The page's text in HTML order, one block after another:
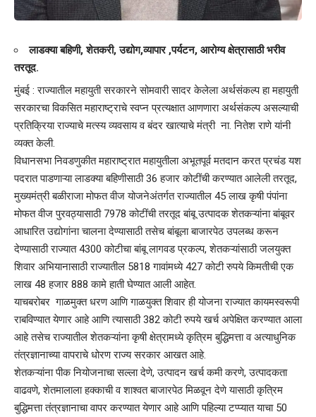
लाडक्या बहिणी, शेतकरी, उद्योग,व्यापार ,पर्यटन, आरोग्य क्षेत्रासाठी भरीव
तरतूद.
मुंबई : राज्यातील महायुती सरकारने सोमवारी सादर केलेला अर्थसंकल्प हा महायुती
सरकारचा विकसित महाराष्ट्राचे स्वप्न प्रत्यक्षात आणणारा अर्थसंकल्प असल्याची
प्रतिक्रिया राज्याचे मत्स्य व्यवसाय व बंदर खात्याचे मंत्री ना. नितेश राणे यांनी
व्यक्त केली.
विधानसभा निवडणुकीत महाराष्ट्रात महायुतीला अभूतपूर्व मतदान करत प्रचंड यश
पदरात पाडणाऱ्या लाडक्या बहिणीसाठी 36 हजार कोटींची करण्यात आलेली तरतूद,
मुख्यमंत्री बळीराजा मोफत वीज योजनेअंतर्गत राज्यातील 45 लाख कृषी पंपांना
मोफत वीज पुरवठ्यासाठी 7978 कोटींची तरतूद बांबू उत्पादक शेतकऱ्यांना बांबूवर
आधारित उद्योगांना चालना देण्यासाठी तसेच बांबूला बाजारपेठ उपलब्ध करून
देण्यासाठी राज्यात 4300 कोटीचा बांबू लागवड प्रकल्प, शेतकऱ्यांसाठी जलयुक्त
शिवार अभियानासाठी राज्यातील 5818 गावांमध्ये 427 कोटी रुपये किमतीची एक
लाख 48 हजार 888 कामे हाती घेण्यात आली आहेत.
याचबरोबर गाळमुक्त धरण आणि गाळयुक्त शिवार ही योजना राज्यात कायमस्वरूपी
राबविण्यात येणार आहे आणि त्यासाठी 382 कोटी रुपये खर्च अपेक्षित करण्यात आला
आहे तसेच राज्यातील शेतकऱ्यांना कृषी क्षेत्रामध्ये कृत्रिम बुद्धिमत्ता व अत्याधुनिक
तंत्रज्ञानाच्या वापराचे धोरण राज्य सरकार आखत आहे.
शेतकऱ्यांना पीक नियोजनाचा सल्ला देणे, उत्पादन खर्च कमी करणे, उत्पादकता
वाढवणे, शेतमालाला हक्काची व शाश्वत बाजारपेठ मिळवून देणे यासाठी कृत्रिम
बुद्धिमत्ता तंत्रज्ञानाचा वापर करण्यात येणार आहे आणि पहिल्या टप्प्यात याचा 50